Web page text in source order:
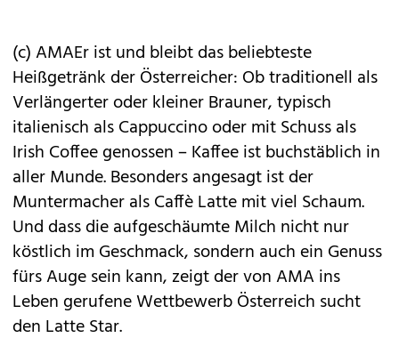
(c) AMAEr ist und bleibt das beliebteste
Heißgetränk der Österreicher: Ob traditionell als
Verlängerter oder kleiner Brauner, typisch
italienisch als Cappuccino oder mit Schuss als
Irish Coffee genossen – Kaffee ist buchstäblich in
aller Munde. Besonders angesagt ist der
Muntermacher als Caffè Latte mit viel Schaum.
Und dass die aufgeschäumte Milch nicht nur
köstlich im Geschmack, sondern auch ein Genuss
fürs Auge sein kann, zeigt der von AMA ins
Leben gerufene Wettbewerb Österreich sucht
den Latte Star.